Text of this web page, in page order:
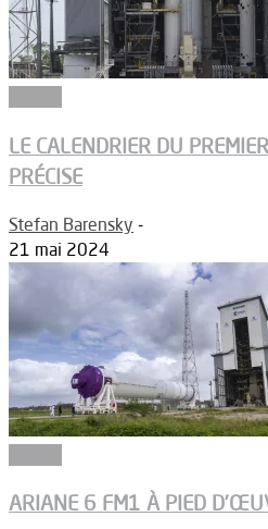
LE CALENDRIER DU
PRÉCISE
Stefan Barensky -
21 mai 2024
ARIANE 6 FM1 À PIED